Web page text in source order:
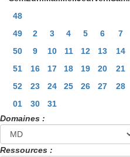
48
49
2 3 4 5 6 7
50
9 10 11 12 13 14
51
16 17 18 19 20 21
52
23 24 25 26 27 28
01
30
31
Domaines :
Ressources :